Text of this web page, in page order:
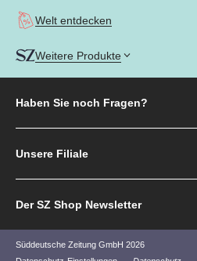
Welt entdecken
Weitere Produkte
Haben Sie noch Fragen?
Unsere Filiale
Der SZ Shop Newsletter
Süddeutsche Zeitung GmbH 2026